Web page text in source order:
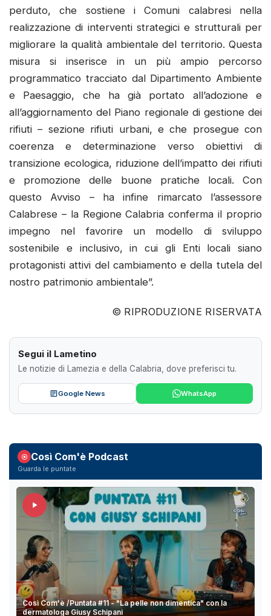
perduto, che sostiene i Comuni calabresi nella
realizzazione di interventi strategici e strutturali per
migliorare la qualità ambientale del territorio. Questa
misura si inserisce in un più ampio percorso
programmatico tracciato dal Dipartimento Ambiente
e Paesaggio, che ha già portato all’adozione e
all’aggiornamento del Piano regionale di gestione dei
rifiuti – sezione rifiuti urbani, e che prosegue con
coerenza e determinazione verso obiettivi di
transizione ecologica, riduzione dell’impatto dei rifiuti
e promozione delle buone pratiche locali. Con
questo Avviso – ha infine rimarcato l’assessore
Calabrese – la Regione Calabria conferma il proprio
impegno nel favorire un modello di sviluppo
sostenibile e inclusivo, in cui gli Enti locali siano
protagonisti attivi del cambiamento e della tutela del
nostro patrimonio ambientale”.
© RIPRODUZIONE RISERVATA
Segui il Lametino
Le notizie di Lamezia e della Calabria, dove preferisci tu.
Google News WhatsApp
Così Com'è Podcast
Guarda le puntate
Così Com'è /Puntata #11 - "La pelle non dimentica" con la
dermatologa Giusy Schipani